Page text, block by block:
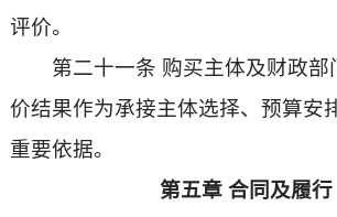
评价。
第二十一条 购买主体及财政部
价结果作为承接主体选择、预算安
重要依据。
第五章 合同及履行